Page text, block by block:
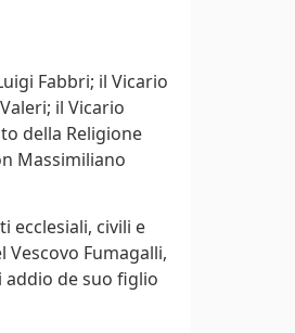
Fabbri; il Vicario
il Vicario
della Religione
Massimiliano
ecclesiali, civili e
Fumagalli,
addio de suo figlio